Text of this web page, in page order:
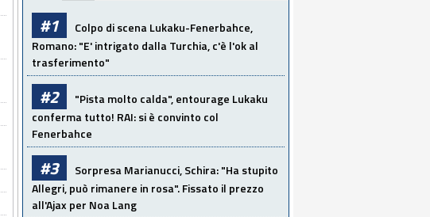
#1
Colpo di scena Lukaku-Fenerbahce,
Romano: "E' intrigato dalla Turchia, c'è l'ok al
trasferimento"
#2
"Pista molto calda", entourage Lukaku
conferma tutto! RAI: si è convinto col
Fenerbahce
#3
Sorpresa Marianucci, Schira: "Ha stupito
Allegri, può rimanere in rosa". Fissato il prezzo
all'Ajax per Noa Lang